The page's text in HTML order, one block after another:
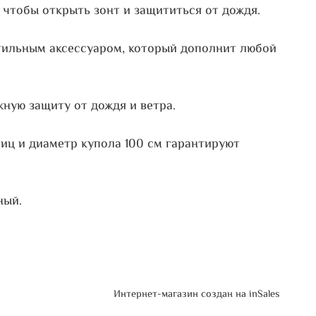
открыть зонт и защититься от дождя.
аксессуаром, который дополнит любой
защиту от дождя и ветра.
и диаметр купола 100 см гарантируют
Интернет-магазин создан на inSales